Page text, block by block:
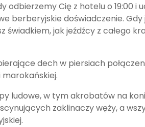
odbierzemy Cię z hotelu o 19:00 i
berberyjskie doświadczenie. Gdy
jak jeźdźcy z całego
dech w piersiach
ludowe, w tym akrobatów na
zaklinaczy węży, a